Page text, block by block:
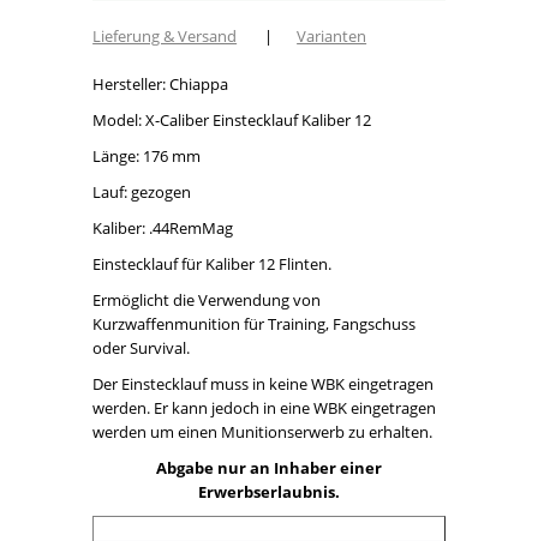
Lieferung & Versand | Varianten
Hersteller: Chiappa
Model: X-Caliber Einstecklauf Kaliber 12
Länge: 176 mm
Lauf: gezogen
Kaliber: .44RemMag
Einstecklauf für Kaliber 12 Flinten.
Ermöglicht die Verwendung von
Kurzwaffenmunition für Training, Fangschuss
oder Survival.
Der Einstecklauf muss in keine WBK eingetragen
werden. Er kann jedoch in eine WBK eingetragen
werden um einen Munitionserwerb zu erhalten.
Abgabe nur an Inhaber einer
Erwerbserlaubnis.